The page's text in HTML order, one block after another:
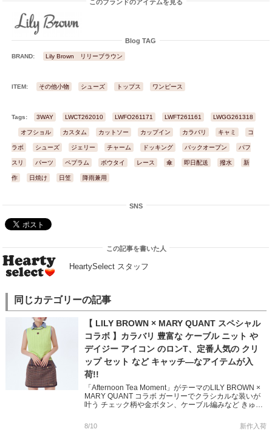
このブランドのアイテムを見る
Blog TAG
BRAND: Lily Brown リリーブラウン
ITEM: その他小物 シューズ トップス ワンピース
Tags: 3WAY LWCT262010 LWFO261171 LWFT261161 LWGG261318
オフショル カスタム カットソー カップイン カラバリ キャミ コ
ラボ シューズ ジェリー チャーム ドッキング バックオープン パフ
スリ パーツ ペプラム ボウタイ レース 傘 即日配送 撥水 新
作 日焼け 日笠 降雨兼用
SNS
この記事を書いた人
HeartySelect スタッフ
同じカテゴリーの記事
【 LILY BROWN × MARY QUANT スペシャル
コラボ 】カラバリ 豊富な ケーブル ニット や
デイジー アイコン のロンT、定番人気の クリ
ップ セット など キャッチ―なアイテムが入
荷!!
「Afternoon Tea Moment」がテーマのLILY BROWN ×
MARY QUANT コラボ ガーリーでクラシカルな装いが
叶う チェック柄や金ボタン、ケーブル編みなど きゅん
8/10 新作入荷